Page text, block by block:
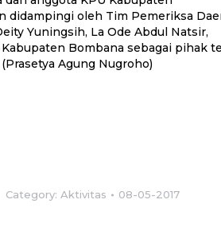
didampingi oleh Tim Pemeriksa
Yuningsih, La Ode Abdul Natsir,
Bombana sebagai pihak
Agung Nugroho)
Category:Aktivitas 08-05-2017